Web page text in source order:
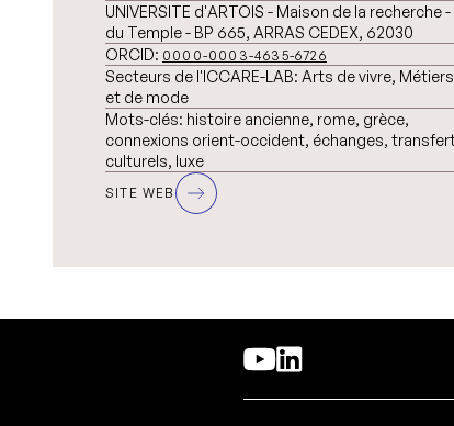
UNIVERSITE d'ARTOIS - Maison de la recherche
du Temple - BP 665, ARRAS CEDEX, 62030
ORCID: 0000-0003-4635-6726
Secteurs de l'ICCARE-LAB: Arts de vivre,
et de mode
Mots-clés: histoire ancienne, rome, grèce,
connexions orient-occident, échanges,
culturels, luxe
SITE WEB